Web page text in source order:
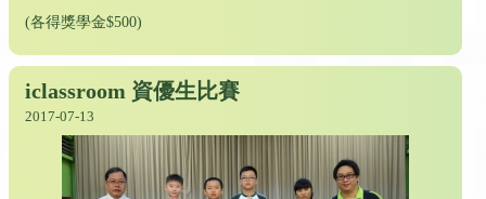
(各得獎學金$500)
iclassroom 資優生比賽
2017-07-13